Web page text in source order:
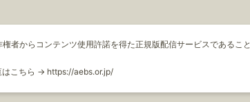
者からコンテンツ使用許諾を得た正規版配信サービスであるこ
はこちら → https://aebs.or.jp/